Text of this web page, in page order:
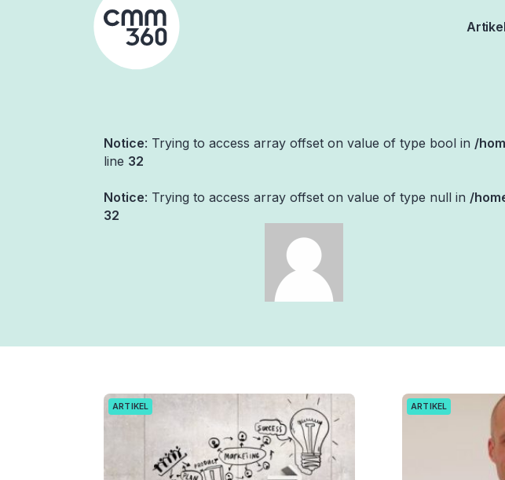
Artikel
Notice: Trying to access array offset on value of type bool in /
line 32
Notice: Trying to access array offset on value of type null in /
32
ARTIKEL ARTIKEL